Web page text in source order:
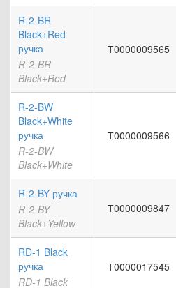
R-2-BR
Black+Red
ручка
R-2-BR
Black+Red
Т0000009565
R-2-BW
Black+White
ручка
R-2-BW
Black+White
Т0000009566
R-2-BY ручка
R-2-BY
Black+Yellow
Т0000009847
RD-1 Black
ручка
RD-1 Black
Т0000017545